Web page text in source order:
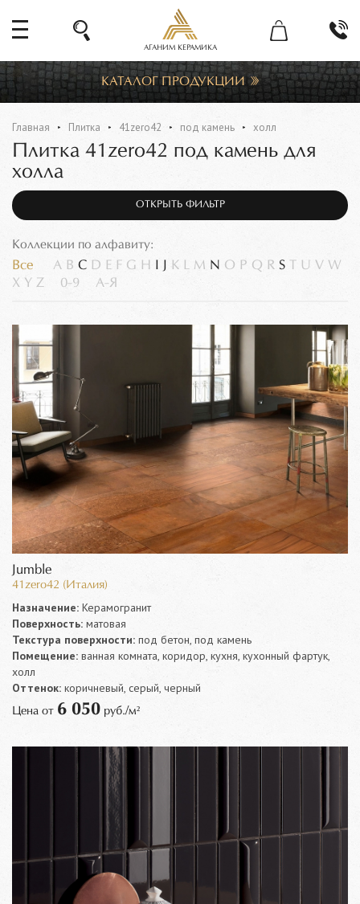
АГАНИМ КЕРАМИКА
КАТАЛОГ ПРОДУКЦИИ
Главная Плитка 41zero42 под камень холл
Плитка 41zero42 под камень для
холла
ОТКРЫТЬ ФИЛЬТР
Коллекции по алфавиту:
Все A B C D E F G H J K L M N O P Q R S U V W
X Y Z 0-9 А-Я
Jumble
41zero42 (Италия)
Назначение: Керамогранит
Поверхность: матовая
Текстура поверхности: под бетон, под камень
Помещение: ванная комната, коридор, кухня, кухонный фартук,
холл
Оттенок: коричневый, серый, черный
Цена от 6 050 руб./м²